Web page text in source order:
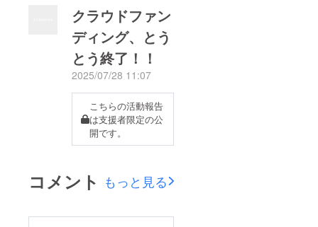
クラウドファン
ディング、とう
とう終了！！
2025/07/28 11:07
こちらの活動報告
は支援者限定の公
開です。
コメント もっと見る